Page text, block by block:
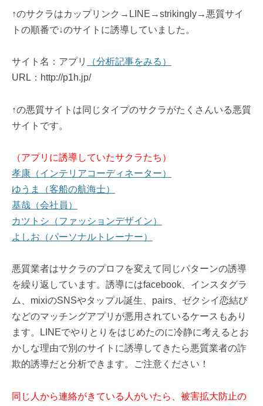
↑のサクラはカップリンク→LINE→strikingly→悪質サイ
トの順番で↓のサイトに誘導していました。
サイト名：アプリ
（分析記事をみる）
URL：http://p1h.jp/
↑の悪質サイトは同じタイプのサクラがたくさんいる悪質
サイトです。
（アプリに誘導していたサクラたち）
孝康（インテリアコーディネーター）
ゆうま（客船の航海士）
基哉（会社員）
カツトシ（ファッションデザイン）
よしお（パーソナルトレーナー）
悪質業者はサクラのプロフを変えて同じパターンの誘導
を繰り返しています。誘導にはfacebook、インスタグラ
ム、mixiのSNSやタップル誕生、pairs、ゼクシイ恋結び
などのマッチングアプリが悪用されているケースもあり
ます。LINEでやりとりをはじめたのに冷静に考えるとお
かしな理由で別のサイトに誘導してきたら悪質業者の詐
欺的誘導だと分析できます。ご注意ください！
同じ人から連絡がきている人がいたら、被害拡大防止の